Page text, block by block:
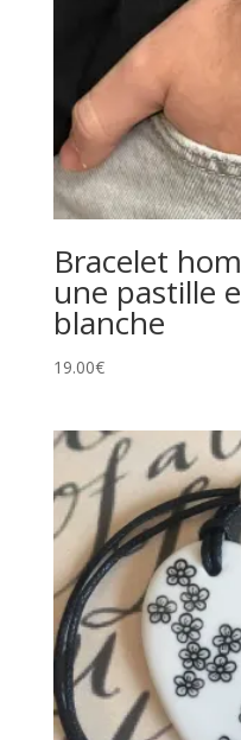
Bracelet
une pastille
blanche
19.00€